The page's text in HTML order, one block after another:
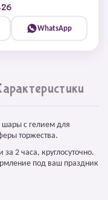
WhatsApp
с гелием для
торжества.
2 часа, круглосуточно.
под ваш праздник